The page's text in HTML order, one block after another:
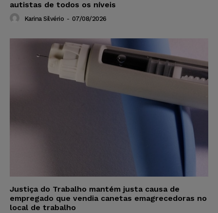
autistas de todos os níveis
Karina Silvério - 07/08/2026
Justiça do Trabalho mantém justa causa de
empregado que vendia canetas emagrecedoras no
local de trabalho